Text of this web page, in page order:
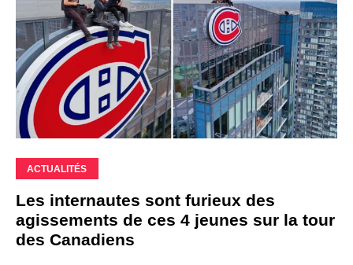
ACTUALITÉS
Les internautes sont furieux des
agissements de ces 4 jeunes sur la tour
des Canadiens